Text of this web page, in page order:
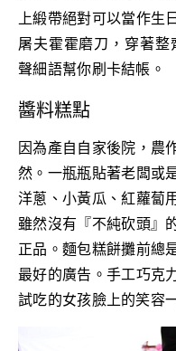
上緞帶絕對可以當作生
屠夫霍霍磨刀，穿著
聲細語幫你刷卡結帳。
醬料糕點
因為產自自家後院，農
然。一瓶瓶貼著老闆或
洋蔥、小黃瓜、紅蘿蔔
雖然沒有『不純砍頭』
正品。麵包糕餅攤前總
最好的廣告。手工巧克
試吃的女孩臉上的笑容